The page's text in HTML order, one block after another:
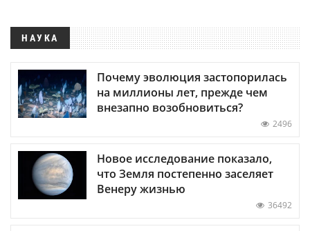
НАУКА
Почему эволюция застопорилась
на миллионы лет, прежде чем
внезапно возобновиться?
2496
Новое исследование показало,
что Земля постепенно заселяет
Венеру жизнью
36492